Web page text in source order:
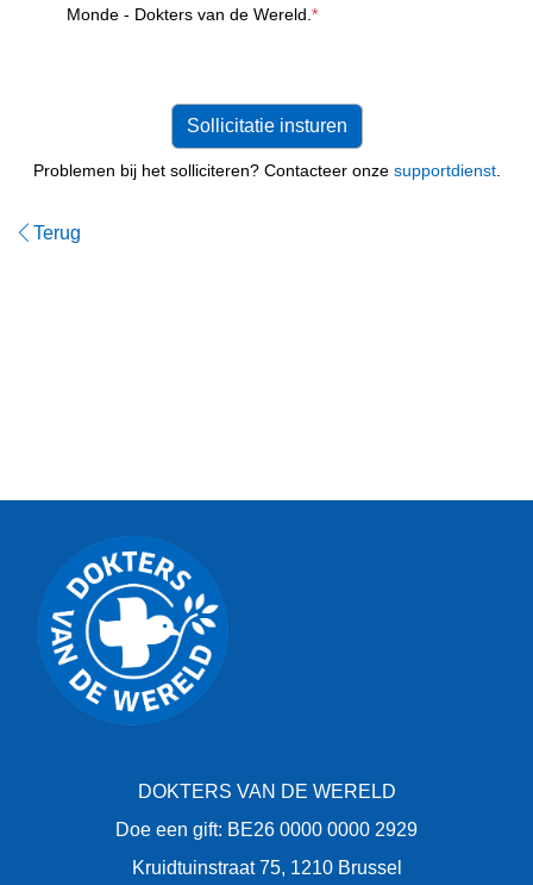
Monde - Dokters van de Wereld.*
Problemen bij het solliciteren? Contacteer onze supportdienst.
Terug
DOKTERS VAN DE WERELD
Doe een gift: BE26 0000 0000 2929
Kruidtuinstraat 75, 1210 Brussel